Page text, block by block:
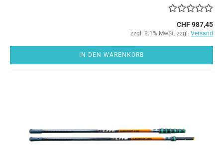
CHF 987,45
zzgl. 8.1% MwSt. zzgl. Versand
IN DEN WARENKORB